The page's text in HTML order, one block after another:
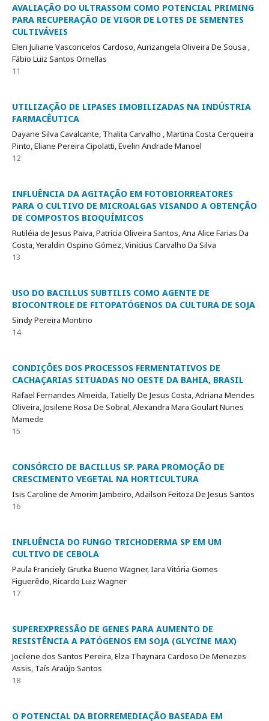
AVALIAÇÃO DO ULTRASSOM COMO POTENCIAL PRIMING
PARA RECUPERAÇÃO DE VIGOR DE LOTES DE SEMENTES
CULTIVÁVEIS
Elen Juliane Vasconcelos Cardoso, Aurizangela Oliveira De Sousa ,
Fábio Luiz Santos Ornellas
11
UTILIZAÇÃO DE LIPASES IMOBILIZADAS NA INDÚSTRIA
FARMACÊUTICA
Dayane Silva Cavalcante, Thalita Carvalho , Martina Costa Cerqueira
Pinto, Eliane Pereira Cipolatti, Evelin Andrade Manoel
12
INFLUÊNCIA DA AGITAÇÃO EM FOTOBIORREATORES
PARA O CULTIVO DE MICROALGAS VISANDO A OBTENÇÃO
DE COMPOSTOS BIOQUÍMICOS
Rutiléia de Jesus Paiva, Patrícia Oliveira Santos, Ana Alice Farias Da
Costa, Yeraldin Ospino Gómez, Vinícius Carvalho Da Silva
13
USO DO BACILLUS SUBTILIS COMO AGENTE DE
BIOCONTROLE DE FITOPATÓGENOS DA CULTURA DE SOJA
Sindy Pereira Montino
14
CONDIÇÕES DOS PROCESSOS FERMENTATIVOS DE
CACHAÇARIAS SITUADAS NO OESTE DA BAHIA, BRASIL
Rafael Fernandes Almeida, Tatielly De Jesus Costa, Adriana Mendes
Oliveira, Josilene Rosa De Sobral, Alexandra Mara Goulart Nunes
Mamede
15
CONSÓRCIO DE BACILLUS SP. PARA PROMOÇÃO DE
CRESCIMENTO VEGETAL NA HORTICULTURA
Isis Caroline de Amorim Jambeiro, Adailson Feitoza De Jesus Santos
16
INFLUÊNCIA DO FUNGO TRICHODERMA SP EM UM
CULTIVO DE CEBOLA
Paula Franciely Grutka Bueno Wagner, Iara Vitória Gomes
Figuerêdo, Ricardo Luiz Wagner
17
SUPEREXPRESSÃO DE GENES PARA AUMENTO DE
RESISTÊNCIA A PATÓGENOS EM SOJA (GLYCINE MAX)
Jocilene dos Santos Pereira, Elza Thaynara Cardoso De Menezes
Assis, Taís Araújo Santos
18
O POTENCIAL DA BIORREMEDIAÇÃO BASEADA EM